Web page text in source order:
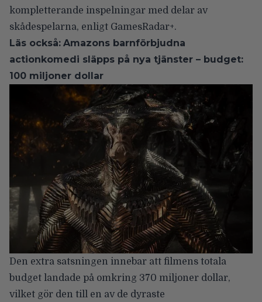
kompletterande inspelningar med delar av
skådespelarna, enligt GamesRadar+.
Läs också: Amazons barnförbjudna
actionkomedi släpps på nya tjänster – budget:
100 miljoner dollar
Den extra satsningen innebar att filmens totala
budget landade på omkring 370 miljoner dollar,
vilket gör den till en av de dyraste